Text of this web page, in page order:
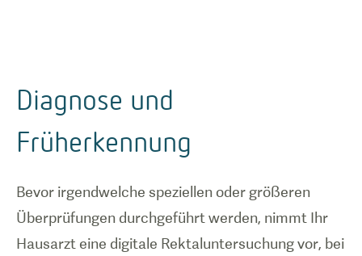
Diagnose und
Früherkennung
Bevor irgendwelche speziellen oder größeren
Überprüfungen durchgeführt werden, nimmt Ihr
Hausarzt eine digitale Rektaluntersuchung vor, bei